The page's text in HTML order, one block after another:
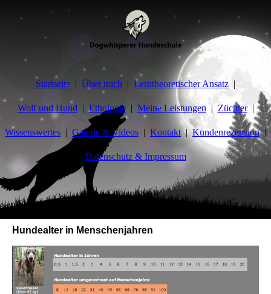
Startseite Über mich Lerntheoretischer Ansatz
Wolf und Hund Ethologie Meine Leistungen Züchter
Wissenswertes Galerie & Videos Kontakt Kundenrezension
Datenschutz & Impressum
Hundeerziehung und Verhaltensberatung
Hundealter in Menschenjahren